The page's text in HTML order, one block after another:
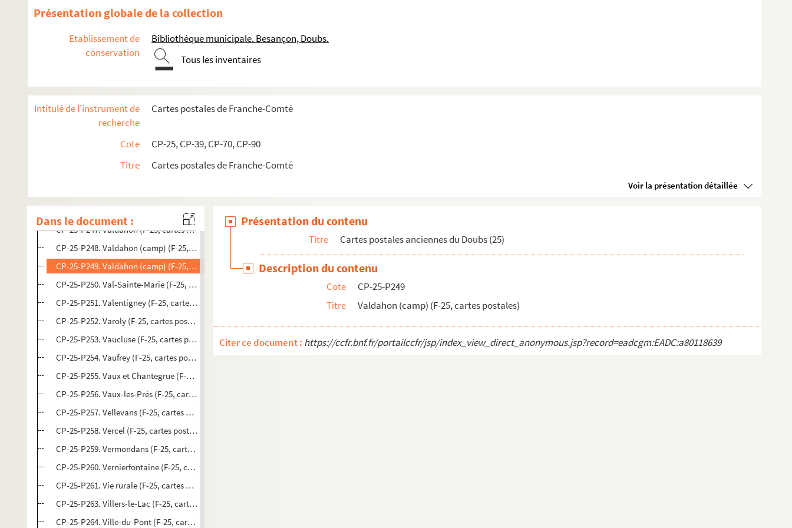
Présentation globale de la collection
Etablissement de
conservation
Bibliothèque municipale. Besançon, Doubs.
Tous les inventaires
Intitulé de l'instrument de
recherche
Cartes postales de Franche-Comté
Cote
CP-25, CP-39, CP-70, CP-90
Titre
Cartes postales de Franche-Comté
Voir la présentation détaillée
Dans le document :
CP-25-P235. Sancey-le-Grand (F-25, cartes postales)
CP-25-P237. Saône (F-25, cartes postales)
CP-25-P238. Scey-en-Varois (F-25, cartes postales)
CP-25-P241. Theu-Serret (frontière suisse) (F-25, cartes postales)
CP-25-P242. Thoraize (F-25, cartes postales)
CP-25-P246. Vaire-le-Grand (F-25, cartes postales)
CP-25-P247. Valdahon (F-25, cartes postales)
CP-25-P248. Valdahon (camp) (F-25, cartes postales)
CP-25-P249. Valdahon (camp) (F-25, cartes postales)
CP-25-P250. Val-Sainte-Marie (F-25, cartes postales)
CP-25-P251. Valentigney (F-25, cartes postales)
CP-25-P252. Varoly (F-25, cartes postales)
CP-25-P253. Vaucluse (F-25, cartes postales)
CP-25-P254. Vaufrey (F-25, cartes postales)
CP-25-P255. Vaux et Chantegrue (F-25, cartes postales)
CP-25-P256. Vaux-les-Prés (F-25, cartes postales)
CP-25-P257. Vellevans (F-25, cartes postales)
CP-25-P258. Vercel (F-25, cartes postales)
CP-25-P259. Vermondans (F-25, cartes postales)
CP-25-P260. Vernierfontaine (F-25, cartes postales)
CP-25-P261. Vie rurale (F-25, cartes postales)
CP-25-P263. Villers-le-Lac (F-25, cartes postales)
CP-25-P264. Ville-du-Pont (F-25, cartes postales)
Présentation du contenu
Titre Cartes postales anciennes du Doubs (25)
Description du contenu
Cote
CP-25-P249
Titre
Valdahon (camp) (F-25, cartes postales)
Citer ce document : https://ccfr.bnf.fr/portailccfr/jsp/index_view_direct_anonymous.jsp?record=eadcgm:EADC:a80118639